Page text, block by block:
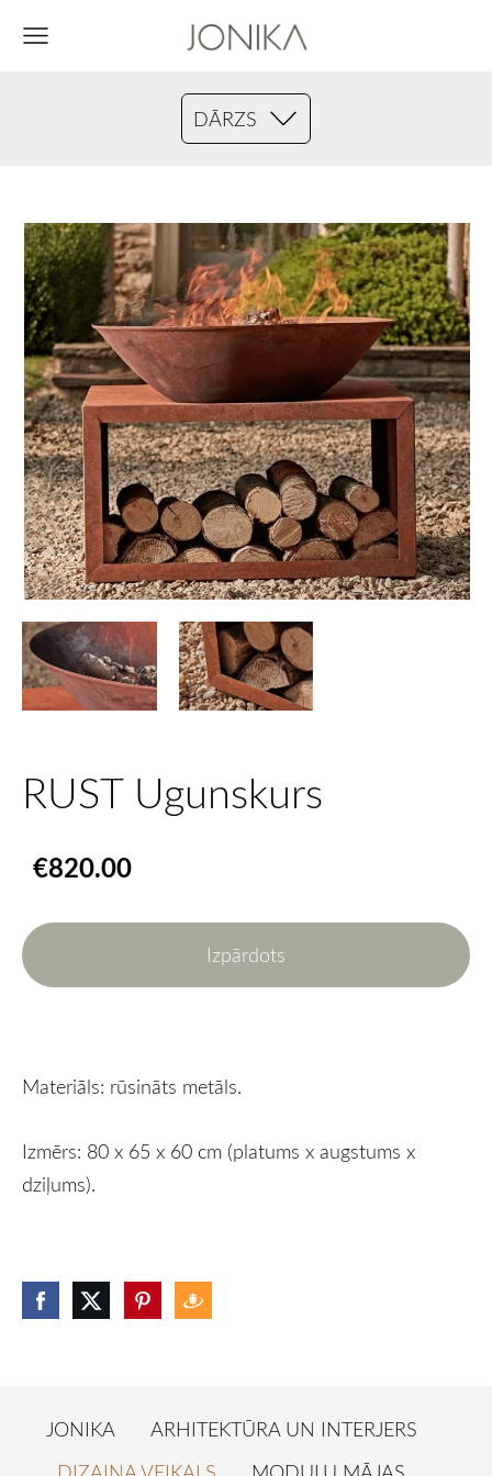
DĀRZS
RUST Ugunskurs
€820.00
Izpārdots
Materiāls: rūsināts metāls.
Izmērs: 80 x 65 x 60 cm (platums x augstums x
dziļums).
JONIKA
ARHITEKTŪRA UN INTERJERS